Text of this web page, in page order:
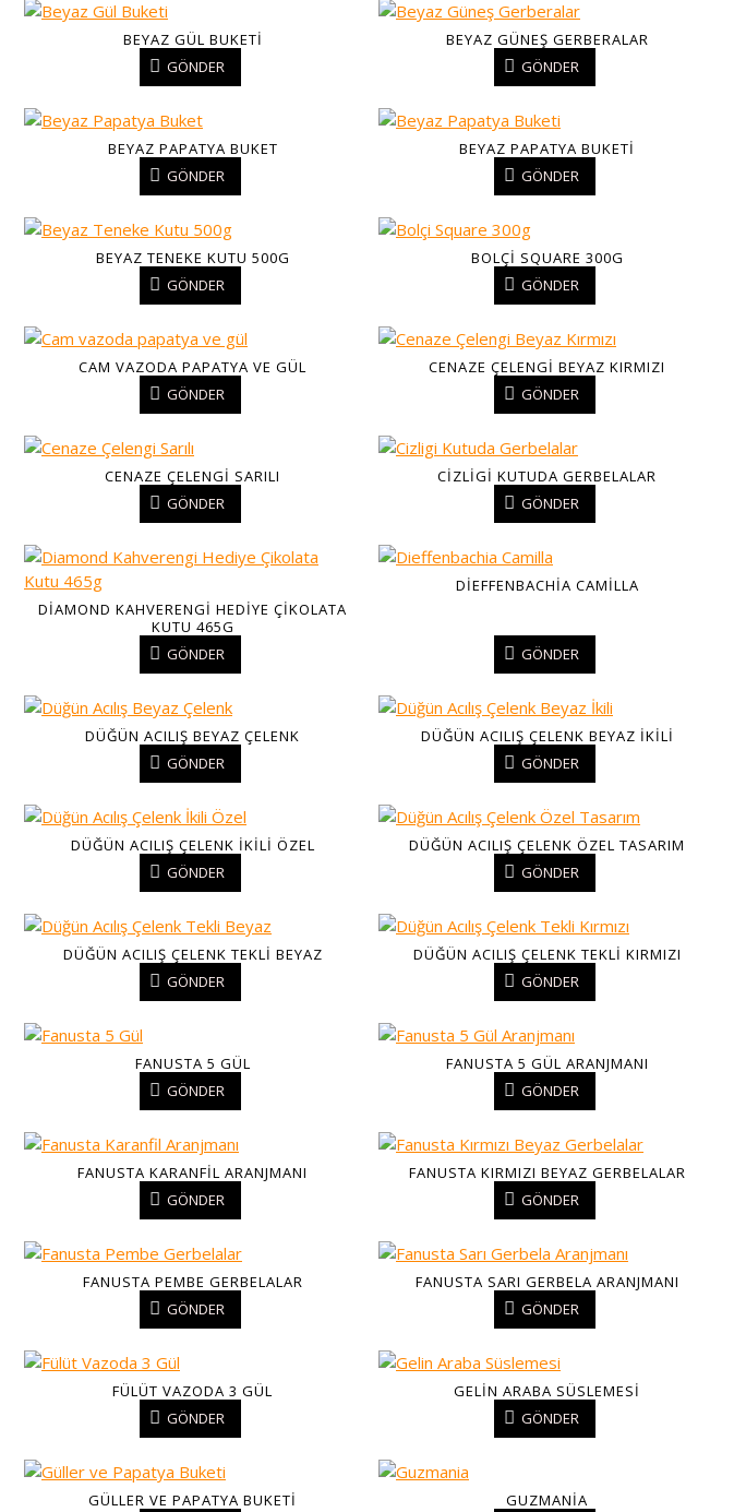
BEYAZ GÜL BUKETI
GÖNDER
BEYAZ GÜNEŞ GERBERALAR
GÖNDER
BEYAZ PAPATYA BUKET
GÖNDER
BEYAZ PAPATYA BUKETI
GÖNDER
BEYAZ TENEKE KUTU 500G
GÖNDER
BOLÇI SQUARE 300G
GÖNDER
CAM VAZODA PAPATYA VE GÜL
GÖNDER
CENAZE ÇELENGI BEYAZ KIRMIZI
GÖNDER
CENAZE ÇELENGI SARILI
GÖNDER
CIZLIGI KUTUDA GERBELALAR
GÖNDER
DIAMOND KAHVERENGI HEDIYE ÇIKOLATA
KUTU 465G
GÖNDER
DIEFFENBACHIA CAMILLA
GÖNDER
DÜĞÜN ACILIŞ BEYAZ ÇELENK
GÖNDER
DÜĞÜN ACILIŞ ÇELENK BEYAZ İKILI
GÖNDER
DÜĞÜN ACILIŞ ÇELENK İKILI ÖZEL
GÖNDER
DÜĞÜN ACILIŞ ÇELENK ÖZEL TASARIM
GÖNDER
DÜĞÜN ACILIŞ ÇELENK TEKLI BEYAZ
GÖNDER
DÜĞÜN ACILIŞ ÇELENK TEKLI KIRMIZI
GÖNDER
FANUSTA 5 GÜL
GÖNDER
FANUSTA 5 GÜL ARANJMANI
GÖNDER
FANUSTA KARANFIL ARANJMANI
GÖNDER
FANUSTA KIRMIZI BEYAZ GERBELALAR
GÖNDER
FANUSTA PEMBE GERBELALAR
GÖNDER
FANUSTA SARI GERBELA ARANJMANI
GÖNDER
FÜLÜT VAZODA 3 GÜL
GÖNDER
GELIN ARABA SÜSLEMESI
GÖNDER
GÜLLER VE PAPATYA BUKETI
GUZMANIA